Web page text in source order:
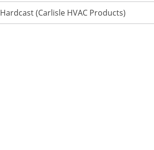
Hardcast (Carlisle HVAC Products)